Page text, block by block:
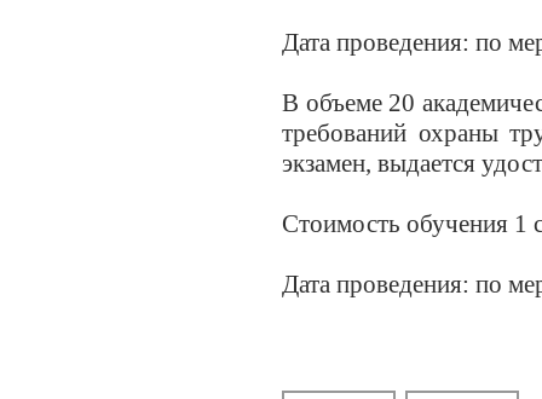
Дата проведения: по
В объеме 20
требований охраны
экзамен, выдается
Стоимость обучения 1
Дата проведения: по